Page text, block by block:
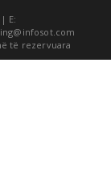
E:
të rezervuara